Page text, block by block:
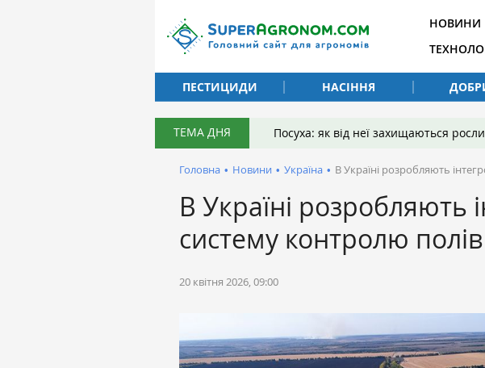
НОВИНИ
ПЕСТИЦИДИ
НАСІННЯ
ТЕМА ДНЯ Посуха: як від неї захищаються
Головна • Новини • Україна • В Україні розробляють
В Україні розробляють
систему контролю полів
20 квітня 2026, 09:00